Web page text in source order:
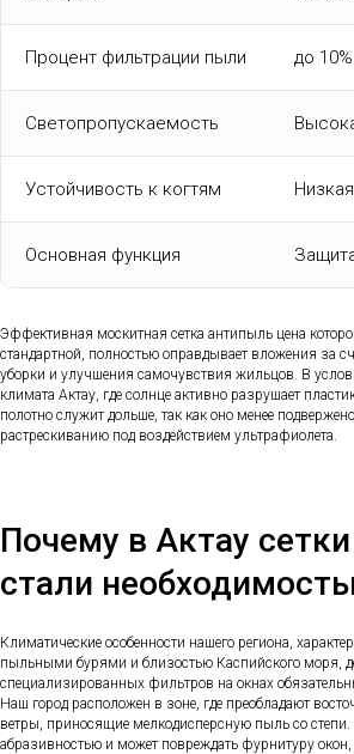
Процент фильтрации пыли до 10%
Светопропускаемость
Устойчивость к когтям Низкая
Основная функция
Эффективная москитная сетка антипыль цена
стандартной, полностью оправдывает вложения за
уборки и улучшения самочувствия жильцов. В
климата Актау, где солнце активно разрушает
полотно служит дольше, так как оно менее
растрескиванию под воздействием ультрафиолета.
Почему в Актау
стали
Климатические особенности нашего региона,
пыльными бурями и близостью Каспийского моря,
специализированных фильтров на окнах
Наш город расположен в зоне, где преобладают
ветры, приносящие мелкодисперсную пыль со степи.
абразивностью и может повреждать фурнитуру окон,